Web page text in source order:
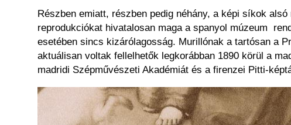
Részben emiatt, részben pedig néhány, a képi síkok
reprodukciókat hivatalosan maga a spanyol múzeum
esetében sincs kizárólagosság. Murillónak a tartósan a
aktuálisan voltak fellelhetők legkorábban 1890 körül a
madridi Szépművészeti Akadémiát és a firenzei Pitti-
Kép